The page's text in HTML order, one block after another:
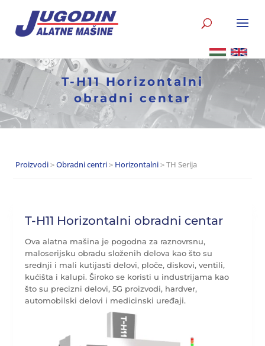
T-H11 Horizontalni
obradni centar
Proizvodi>Obradni centri> Horizontalni> TH Serija
T-H11 Horizontalni obradni centar
Ova alatna mašina je pogodna za raznovrsnu,
maloserijsku obradu složenih delova kao što su
srednji i mali kutijasti delovi, ploče, diskovi, ventili,
kućišta i kalupi. Široko se koristi u industrijama kao
što su precizni delovi, 5G proizvodi, hardver,
automobilski delovi i medicinski uređaji.